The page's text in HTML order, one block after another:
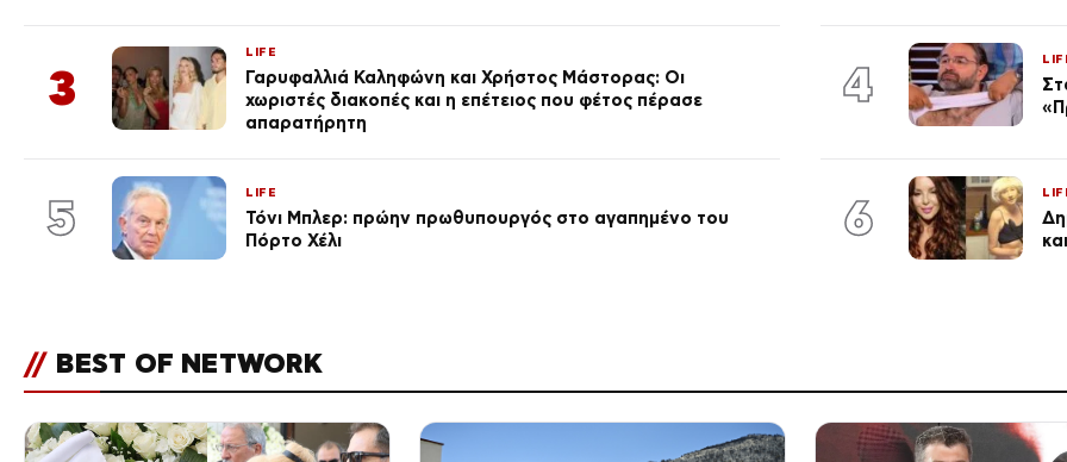
3
LIFE
Γαρυφαλλιά Καληφώνη και Χρήστος Μάστορας: Οι
χωριστές διακοπές και η επέτειος που φέτος πέρασε
απαρατήρητη
4
5 LIFE
Τόνι Μπλερ: πρώην πρωθυπουργός στο αγαπημένο του
Πόρτο Χέλι
6
// BEST OF NETWORK